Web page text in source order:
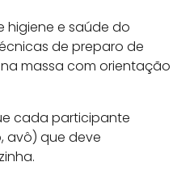
higiene e saúde do
de preparo de
massa com orientação
cada participante
avô) que deve